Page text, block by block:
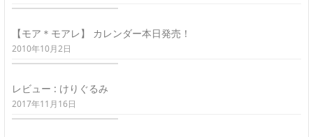
【モア＊モアレ】 カレンダー本日発売！
2010年10月2日
レビュー : けりぐるみ
2017年11月16日